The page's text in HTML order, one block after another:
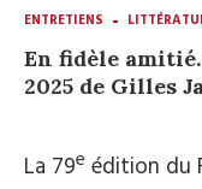
ENTRETIENS
En fidèle
2025 de Gilles
La 79e édition du